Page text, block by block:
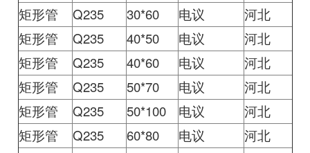
矩形管
Q235 30*60 电议
河北
矩形管
Q235 40*50 电议
河北
矩形管
Q235 40*60 电议
河北
矩形管
Q235 50*70 电议
河北
矩形管
Q235 50*100 电议
河北
矩形管
Q235 60*80 电议
河北